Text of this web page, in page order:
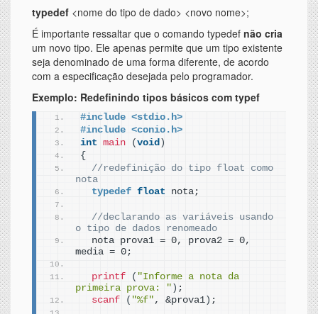
typedef <nome do tipo de dado> <novo nome>;
É importante ressaltar que o comando typedef não cria
um novo tipo. Ele apenas permite que um tipo existente
seja denominado de uma forma diferente, de acordo
com a especificação desejada pelo programador.
Exemplo: Redefinindo tipos básicos com typef
#include <stdio.h>
#include <conio.h>
int main ( void )
{
//redefinição do tipo float como
nota
typedef float nota;
//declarando as variáveis usando
o tipo de dados renomeado
  nota prova1 = 0, prova2 = 0,
media = 0;
printf ( "Informe a nota da
primeira prova: " ) ;
scanf
( "%f" , &prova1 ) ;